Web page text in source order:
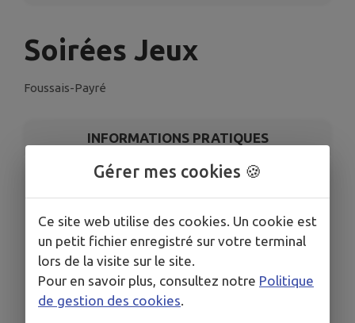
Soirées Jeux
Foussais-Payré
INFORMATIONS PRATIQUES
DATES
Du mer. 24 sept. au mer. 26 nov.
HORAIRES
19h45
ORGANISÉ PAR
Gérer mes cookies 🍪
Ce site web utilise des cookies. Un cookie est
un petit fichier enregistré sur votre terminal
lors de la visite sur le site.
Pour en savoir plus, consultez notre Politique
de gestion des cookies